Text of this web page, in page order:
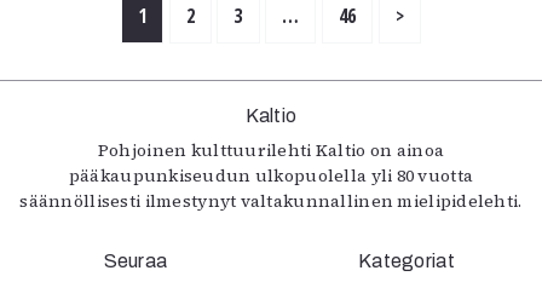
1 2 3 … 46 >
Kaltio
Pohjoinen kulttuurilehti Kaltio on ainoa
pääkaupunkiseudun ulkopuolella yli 80 vuotta
säännöllisesti ilmestynyt valtakunnallinen mielipidelehti.
Seuraa Kategoriat